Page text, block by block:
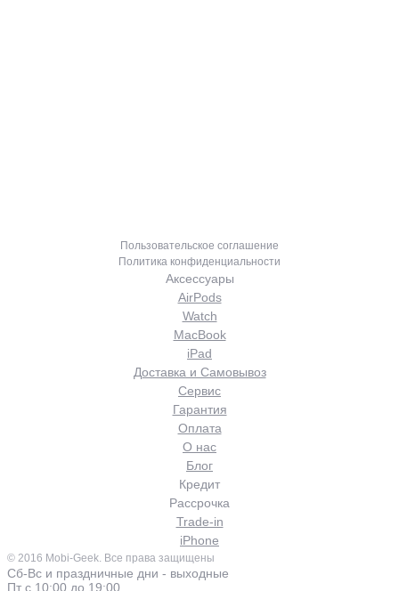
Пользовательское соглашение
Политика конфиденциальности
Аксессуары
AirPods
Watch
MacBook
iPad
Доставка и Самовывоз
Сервис
Гарантия
Оплата
О нас
Блог
Кредит
Рассрочка
Trade-in
iPhone
© 2016 Mobi-Geek. Все права защищены
Сб-Вс и праздничные дни - выходные
Пт с 10:00 до 19:00